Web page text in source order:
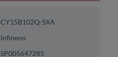
CY15B102Q-SXA
Infineon
SP005647285